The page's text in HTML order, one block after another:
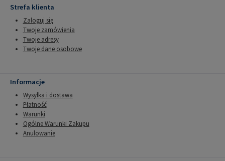
Strefa klienta
Zaloguj się
Twoje zamówienia
Twoje adresy
Twoje dane osobowe
Informacje
Wysyłka i dostawa
Płatność
Warunki
Ogólne Warunki Zakupu
Anulowanie